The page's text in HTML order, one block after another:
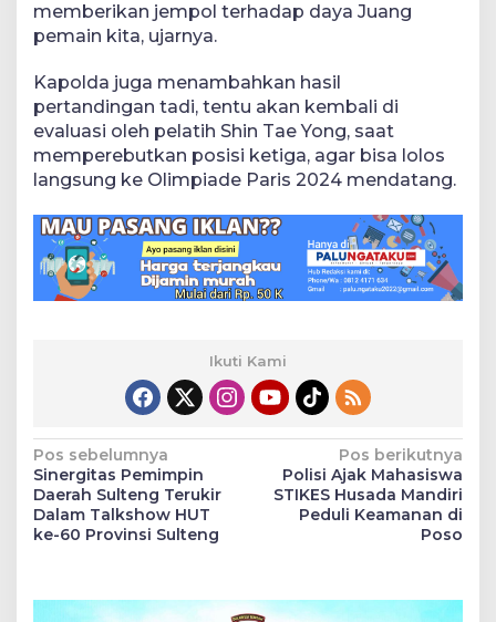
memberikan jempol terhadap daya Juang
pemain kita, ujarnya.
Kapolda juga menambahkan hasil
pertandingan tadi, tentu akan kembali di
evaluasi oleh pelatih Shin Tae Yong, saat
memperebutkan posisi ketiga, agar bisa lolos
langsung ke Olimpiade Paris 2024 mendatang.
Ikuti Kami
Navigasi
pos
Pos sebelumnya
Sinergitas Pemimpin
Daerah Sulteng Terukir
Dalam Talkshow HUT
ke-60 Provinsi Sulteng
Pos berikutnya
Polisi Ajak Mahasiswa
STIKES Husada Mandiri
Peduli Keamanan di
Poso